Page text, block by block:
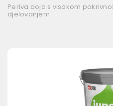
Periva boja s visokom
djelovanjem